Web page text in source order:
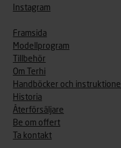
Instagram
Framsida
Modellprogram
Tillbehör
Om Terhi
Handböcker och
Historia
Återförsäljare
Be om offert
Ta kontakt